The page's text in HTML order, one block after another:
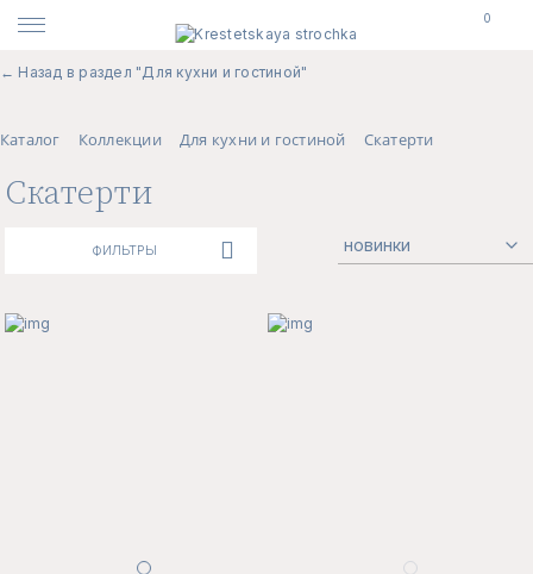
0
← Назад в раздел "Для кухни и гостиной"
Каталог Коллекции Для кухни и гостиной Скатерти
Скатерти
ФИЛЬТРЫ